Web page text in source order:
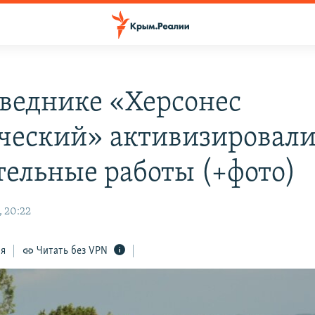
«Херсонес
работы (+фото)
20:22
Читать без VPN